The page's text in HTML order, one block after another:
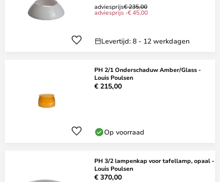
adviesprijs€ 235,00
adviesprijs -€ 45,00
Levertijd: 8 - 12 werkdagen
PH 2/1 Onderschaduw Amber/Glass -
Louis Poulsen
€ 215,00
Op voorraad
PH 3/2 lampenkap voor tafellamp, opaal -
Louis Poulsen
€ 370,00